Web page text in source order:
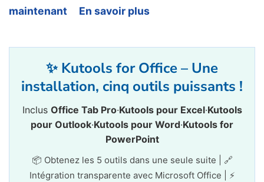
maintenant
En savoir plus
✨ Kutools for Office – Une
installation, cinq outils puissants !
Inclus Office Tab Pro·Kutools pour Excel·Kutools
pour Outlook·Kutools pour Word·Kutools for
PowerPoint
📦 Obtenez les 5 outils dans une seule suite | 🔗
Intégration transparente avec Microsoft Office | ⚡